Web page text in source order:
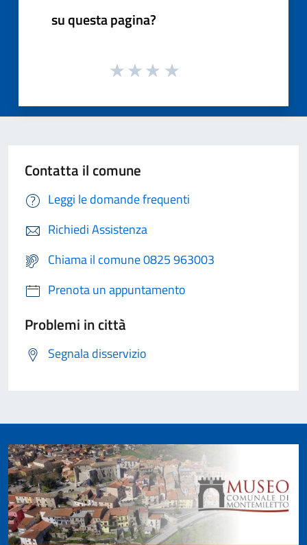
su questa pagina?
Contatta il comune
Leggi le domande frequenti
Richiedi Assistenza
Chiama il comune 0825 963003
Prenota un appuntamento
Problemi in città
Segnala disservizio